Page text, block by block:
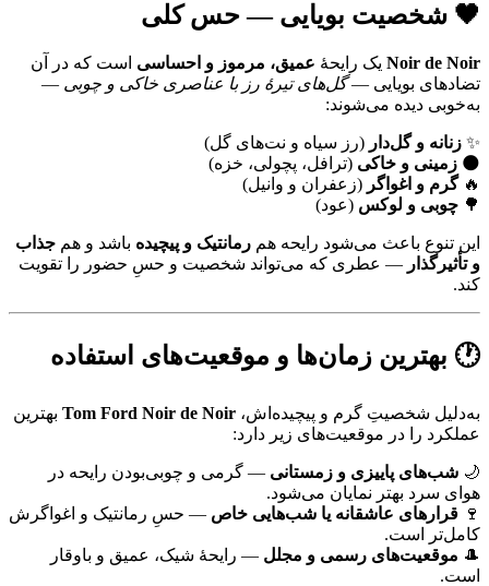
🖤 شخصیت بویایی — حس کلی
Noir de Noir یک رایحهٔ عمیق، مرموز و احساسی است که در آن
تضادهای بویایی —گل‌های تیرهٔ رز با عناصری خاکی و چوبی —
به‌خوبی دیده می‌شوند:
✨ زنانه و گل‌دار (رز سیاه و نت‌های گل)
🌑 زمینی و خاکی (ترافل، پچولی، خزه)
🔥گرم و اغواگر (زعفران و وانیل)
🌳 چوبی و لوکس (عود)
این تنوع باعث می‌شود رایحه هم رمانتیک و پیچیده باشد و هم جذاب
و تأثیرگذار — عطری که می‌تواند شخصیت و حسِ حضور را تقویت
کند.
🕐 بهترین زمان‌ها و موقعیت‌های استفاده
به‌دلیل شخصیتِ گرم و پیچیده‌اش، Tom Ford Noir de Noir بهترین
عملکرد را در موقعیت‌های زیر دارد:
🌙 شب‌های پاییزی و زمستانی — گرمی و چوبی‌بودن رایحه در
هوای سرد بهتر نمایان می‌شود.
🍷 قرارهای عاشقانه یا شب‌هایی خاص — حسِ رمانتیک و اغواگرش
کامل‌تر است.
🎩 موقعیت‌های رسمی و مجلل — رایحهٔ شیک، عمیق و باوقار
است.